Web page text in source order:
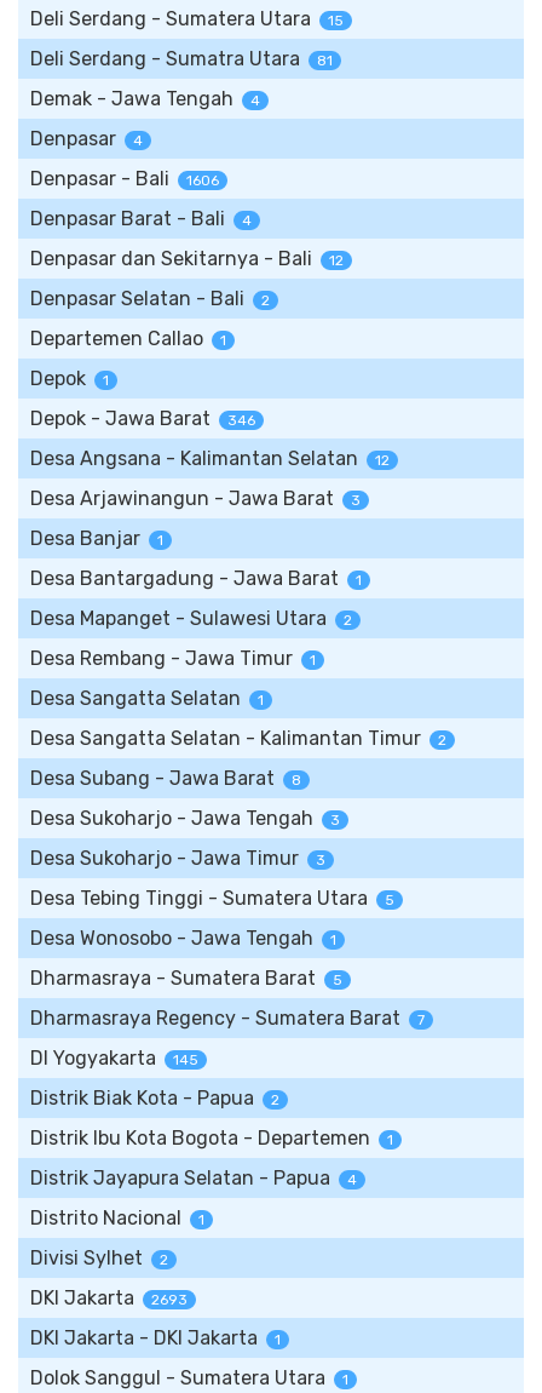
Deli Serdang - Sumatera Utara 15
Deli Serdang - Sumatra Utara 81
Demak - Jawa Tengah 4
Denpasar 4
Denpasar - Bali 1606
Denpasar Barat - Bali 4
Denpasar dan Sekitarnya - Bali 12
Denpasar Selatan - Bali 2
Departemen Callao 1
Depok 1
Depok - Jawa Barat 346
Desa Angsana - Kalimantan Selatan 12
Desa Arjawinangun - Jawa Barat 3
Desa Banjar 1
Desa Bantargadung - Jawa Barat 1
Desa Mapanget - Sulawesi Utara 2
Desa Rembang - Jawa Timur 1
Desa Sangatta Selatan 1
Desa Sangatta Selatan - Kalimantan Timur 2
Desa Subang - Jawa Barat 8
Desa Sukoharjo - Jawa Tengah 3
Desa Sukoharjo - Jawa Timur 3
Desa Tebing Tinggi - Sumatera Utara 5
Desa Wonosobo - Jawa Tengah 1
Dharmasraya - Sumatera Barat 5
Dharmasraya Regency - Sumatera Barat 7
DI Yogyakarta 145
Distrik Biak Kota - Papua 2
Distrik Ibu Kota Bogota - Departemen 1
Distrik Jayapura Selatan - Papua 4
Distrito Nacional 1
Divisi Sylhet 2
DKI Jakarta 2693
DKI Jakarta - DKI Jakarta 1
Dolok Sanggul - Sumatera Utara 1